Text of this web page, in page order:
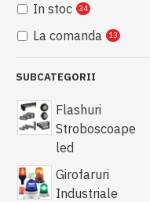
SUBCATEGORII
Flashuri
Stroboscoape
led
Girofaruri
Industriale
In stoc 34
La comanda 13